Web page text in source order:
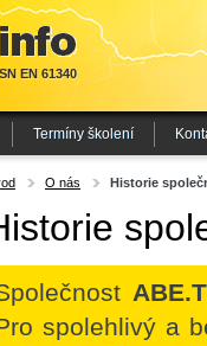
O nás Historie
spolehlivý a
EN 61340
Termíny školení